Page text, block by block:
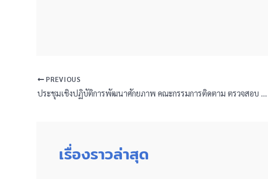
PREVIOUS
ประชุมเชิงปฏิบัติการพัฒนาศักยภาพ คณะกรรมการติดตาม ตรวจสอบ ประเมินผลและนิเทศการศึกษา ก.ต.ป.น. ประจำปีงบประมาณ พ.ศ. 2568
เรื่องราวล่าสุด